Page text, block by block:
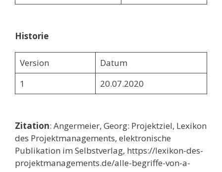
Historie
Version
Datum
1
20.07.2020
Zitation: Angermeier, Georg: Projektziel, Lexikon
des Projektmanagements, elektronische
Publikation im Selbstverlag, https://lexikon-des-
projektmanagements.de/alle-begriffe-von-a-